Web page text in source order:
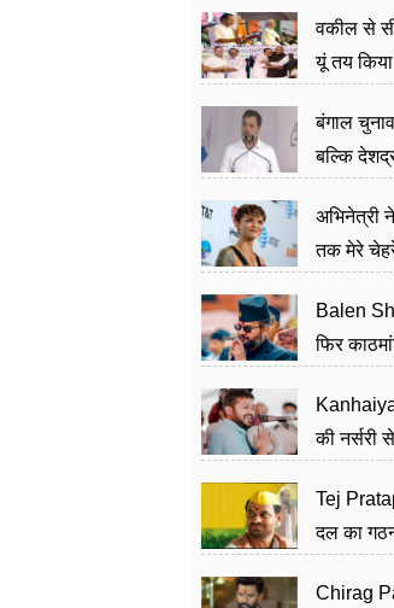
वकील से
यूं तय
बंगाल
बल्कि
अभिनेत्री
तक मेरे
Balen
फिर
की नर्सरी
Tej
दल का
Chirag